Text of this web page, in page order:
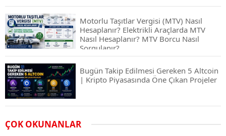
Motorlu Taşıtlar Vergisi (MTV) Nasıl
Hesaplanır? Elektrikli Araçlarda MTV
Nasıl Hesaplanır? MTV Borcu Nasıl
Sorgulanır?
Bugün Takip Edilmesi Gereken 5 Altcoin
| Kripto Piyasasında Öne Çıkan Projeler
Airdrop Nasıl Alınır? Kripto Para Airdrop
Rehberi ve Güvenli Katılım Yöntemleri
ÇOK OKUNANLAR